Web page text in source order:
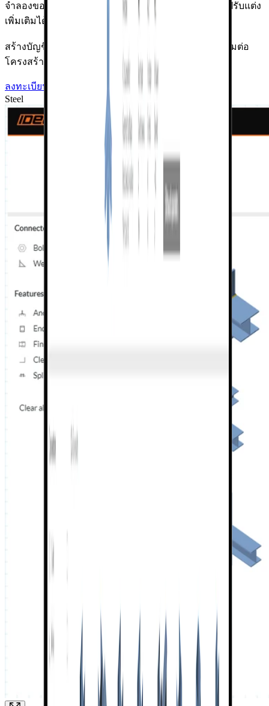
จำลองของคุณ และช่วยให้คุณสามารถส่งออกแบบเพื่อปรับแต่ง
เพิ่มเติมได้
สร้างบัญชีฟรีเพื่อเข้าถึงฐานข้อมูลชั้นนำสำหรับการเชื่อมต่อ
โครงสร้างเหล็กได้วันนี้!
ลงทะเบียนเพื่อเข้าถึงฟรี
Steel